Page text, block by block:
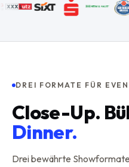
DREI FORMATE FÜR
Close-Up.
Dinner.
Drei bewährte